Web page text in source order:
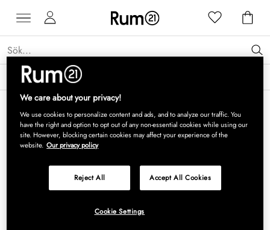
Få 15 % rabatt på Grythyttan Stålmöbler* →
We care about your privacy!
We use cookies to personalize content and ads, and to analyze our traffic. You
have the right and option to opt out of any non-essential cookies while using our
site. However, blocking certain cookies may affect your experience of the
website. Our privacy policy
Reject All Accept All Cookies
Cookie Settings